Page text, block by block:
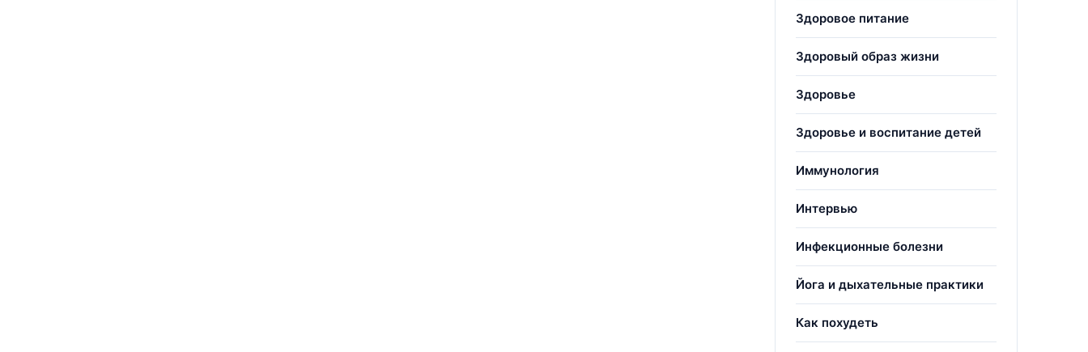
Здоровое питание
Здоровый образ жизни
Здоровье
Здоровье и воспитание детей
Иммунология
Интервью
Инфекционные болезни
Йога и дыхательные практики
Как похудеть